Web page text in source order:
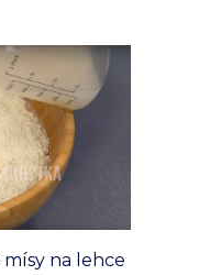
na lehce